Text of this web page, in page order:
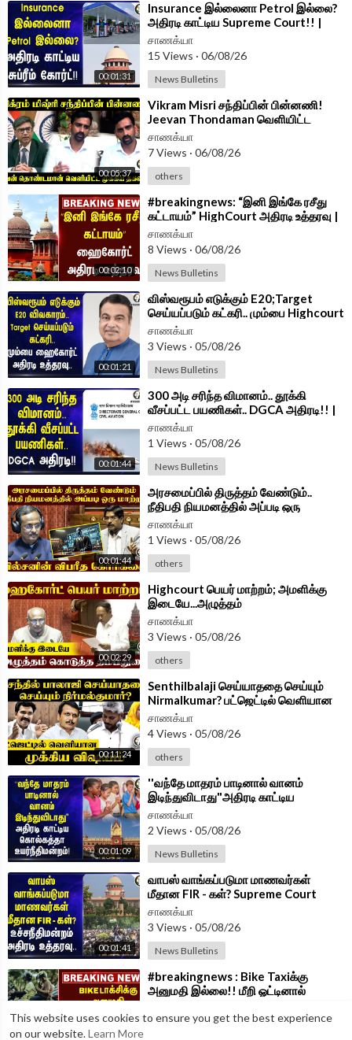
This website uses cookies to ensure you get the best experience
on our website.Learn More
00:01:31
⁣Insurance இல்லைனா Petrol இல்லை?
அதிரடி காட்டிய Supreme Court!! |
Delhi
சாணக்யா
15 Views · 06/08/26
News Bulletins
00:05:37
⁣Vikram Misri சந்திப்பின் பின்னணி!
Jeevan Thondaman வெளியிட்ட
முக்கிய தகவல் | India | Srilanka
சாணக்யா
7 Views · 06/08/26
others
00:02:10
⁣#breakingnews: “இனி இங்கே ரசீது
கட்டாயம்” HighCourt அதிரடி உத்தரவு |
TASMAC | Online Sale
சாணக்யா
8 Views · 06/08/26
News Bulletins
00:01:21
⁣விஸ்வரூபம் எடுக்கும் E20;Target
செய்யப்படும் கட்கரி.. மும்பை Highcourt
அதிரடி உத்தரவு| NithinGadkari
சாணக்யா
3 Views · 05/08/26
News Bulletins
00:01:44
⁣300 அடி சரிந்த விமானம்.. தூக்கி
வீசப்பட்ட பயணிகள்.. DGCA அதிரடி!! |
Flight DGCA Delhi
சாணக்யா
1 Views · 05/08/26
News Bulletins
00:01:44
⁣அரசமைப்பில் திருத்தம் வேண்டும்..
நீதிபதி நியமனத்தில் அப்படி ஒரு
மாற்றம்...வில்சனின் விபரீத கோரிக்கை
சாணக்யா
1 Views · 05/08/26
others
00:02:29
⁣Highcourt பெயர் மாற்றம்; அமளிக்கு
இடையே...அழுத்தம்
கொடுத்தThambidurai | Parliament
2026 | ADMK
சாணக்யா
3 Views · 05/08/26
others
00:11:24
⁣Senthilbalaji செய்யாததை செய்யும்
Nirmalkumar? பட்ஜெட்டில் வெளியான
முக்கிய விஷயம் | TN Assembly 2026
சாணக்யா
4 Views · 05/08/26
others
00:01:09
⁣''வந்தே மாதரம் பாடினால் வானம்
இடிந்துவிடாது"அதிரடி காட்டிய
Kolkatta Highcourt!
சாணக்யா
2 Views · 05/08/26
News Bulletins
00:01:41
⁣வாபஸ் வாங்கப்படுமா மாணவர்கள்
மீதான FIR - கள்? Supreme Court
அதிரடி உத்தரவு...
சாணக்யா
3 Views · 05/08/26
News Bulletins
⁣#breakingnews : Bike Taxiக்கு
அனுமதி இல்லை!! மீறி ஓட்டினால்
அதிரடி!!
4 Views 03/08/26